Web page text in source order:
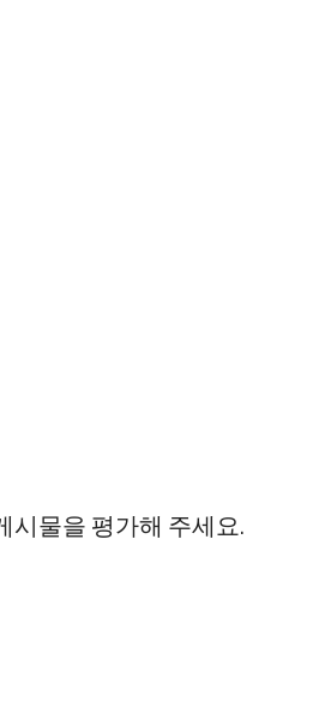
시물을 평가해 주세요.